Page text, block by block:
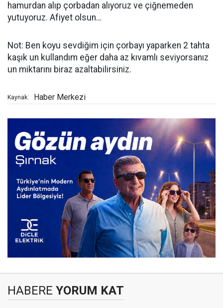
hamurdan alıp çorbadan alıyoruz ve çiğnemeden
yutuyoruz. Afiyet olsun…
Not: Ben koyu sevdiğim için çorbayı yaparken 2 tahta
kaşık un kullandım eğer daha az kıvamlı seviyorsanız
un miktarını biraz azaltabilirsiniz.
Kaynak: Haber Merkezi
HABERE YORUM KAT